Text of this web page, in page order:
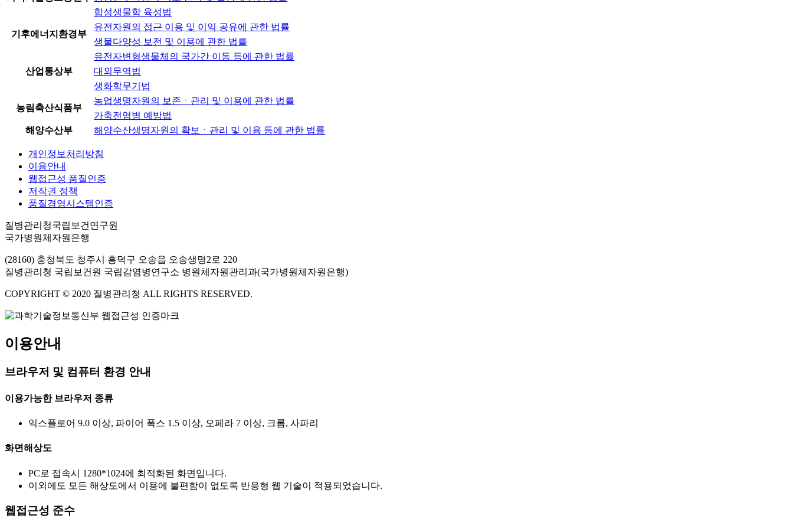
합성생물학 육성법
기후에너지환경부
유전자원의 접근 이용 및 이익 공유에 관한 법률
생물다양성 보전 및 이용에 관한 법률
산업통상부
유전자변형생물체의 국가간 이동 등에 관한 법률
대외무역법
생화학무기법
농림축산식품부
농업생명자원의 보존ㆍ관리 및 이용에 관한 법률
가축전염병 예방법
해양수산부
해양수산생명자원의 확보ㆍ관리 및 이용 등에 관한 법률
개인정보처리방침
이용안내
웹접근성 품질인증
저작권 정책
품질경영시스템인증
질병관리청국립보건연구원
국가병원체자원은행
(28160) 충청북도 청주시 흥덕구 오송읍 오송생명2로 220
질병관리청 국립보건원 국립감염병연구소 병원체자원관리과(국가병원체자원은행)
COPYRIGHT © 2020 질병관리청 ALL RIGHTS RESERVED.
이용안내
브라우저 및 컴퓨터 환경 안내
이용가능한 브라우저 종류
익스플로어 9.0 이상, 파이어 폭스 1.5 이상, 오페라 7 이상, 크롬, 사파리
화면해상도
PC로 접속시 1280*1024에 최적화된 화면입니다.
이외에도 모든 해상도에서 이용에 불편함이 없도록 반응형 웹 기술이 적용되었습니다.
웹접근성 준수